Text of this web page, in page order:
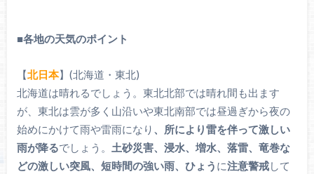
■各地の天気のポイント
【北日本】(北海道・東北)
北海道は晴れるでしょう。東北北部では晴れ間も出ます
が、東北は雲が多く山沿いや東北南部では昼過ぎから夜の
始めにかけて雨や雷雨になり
、所により雷を伴って激しい
雨が降るでしょう。 土砂災害、浸水、増水、落雷、竜巻な
どの激しい突風、短時間の強い雨、ひょう に注意警戒して